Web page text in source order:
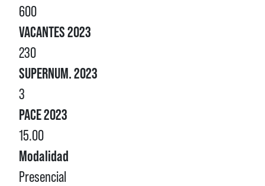
600
VACANTES 2023
230
SUPERNUM. 2023
3
PACE 2023
15.00
Modalidad
Presencial